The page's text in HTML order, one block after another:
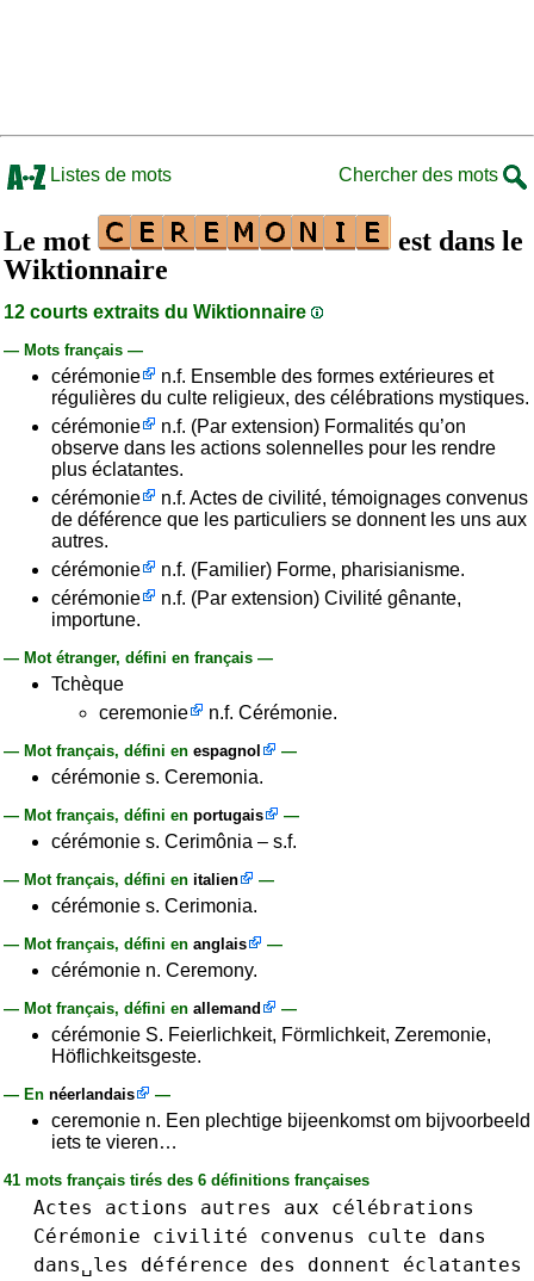
Listes de mots Chercher des mots
Le mot
est dans le
Wiktionnaire
12 courts extraits du Wiktionnaire
— Mots français —
cérémonie
n.f. Ensemble des formes extérieures et
régulières du culte religieux, des célébrations mystiques.
cérémonie
n.f. (Par extension) Formalités qu’on
observe dans les actions solennelles pour les rendre
plus éclatantes.
cérémonie
n.f. Actes de civilité, témoignages convenus
de déférence que les particuliers se donnent les uns aux
autres.
cérémonie
n.f. (Familier) Forme, pharisianisme.
cérémonie
n.f. (Par extension) Civilité gênante,
importune.
— Mot étranger, défini en français —
Tchèque
ceremonie
n.f. Cérémonie.
— Mot français, défini en espagnol —
cérémonie s. Ceremonia.
— Mot français, défini en portugais —
cérémonie s. Cerimônia – s.f.
— Mot français, défini en italien —
cérémonie s. Cerimonia.
— Mot français, défini en anglais —
cérémonie n. Ceremony.
— Mot français, défini en allemand —
cérémonie S. Feierlichkeit, Förmlichkeit, Zeremonie,
Höflichkeitsgeste.
— En néerlandais —
ceremonie n. Een plechtige bijeenkomst om bijvoorbeeld
iets te vieren…
41 mots français tirés des 6 définitions françaises
Actes actions autres aux
célébrations
Cérémonie
civilité convenus culte
dans
dans␣les
déférence des donnent
éclatantes